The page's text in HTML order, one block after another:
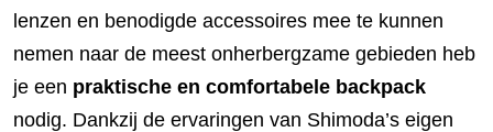
lenzen en benodigde accessoires mee te kunnen
nemen naar de meest onherbergzame gebieden heb
je een praktische en comfortabele backpack
nodig. Dankzij de ervaringen van Shimoda’s eigen